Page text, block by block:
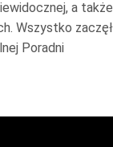
a także
Wszystko
Poradni